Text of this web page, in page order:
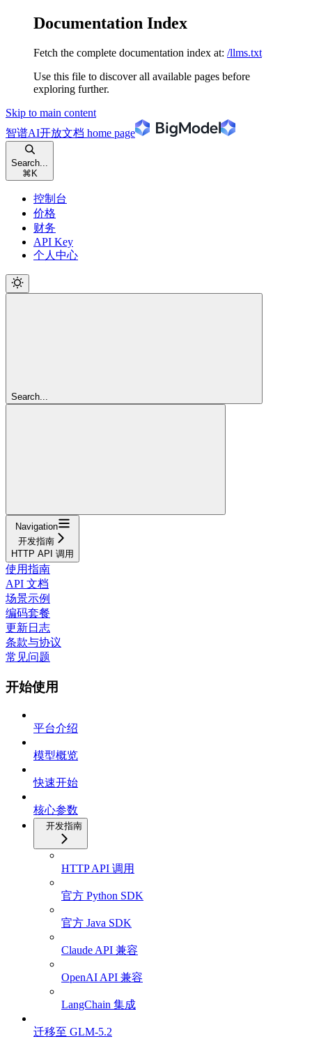
Documentation Index
Fetch the complete documentation index at: /llms.txt
Use this file to discover all available pages before
exploring further.
Skip to main content
智谱AI开放文档 home page
Search...
⌘ K
控制台
价格
财务
API Key
个人中心
Search...
Navigation
开发指南
HTTP API 调用
使用指南
API 文档
场景示例
编码套餐
更新日志
条款与协议
常见问题
开始使用
平台介绍
模型概览
快速开始
核心参数
开发指南
HTTP API 调用
官方 Python SDK
官方 Java SDK
Claude API 兼容
OpenAI API 兼容
LangChain 集成
迁移至 GLM-5.2